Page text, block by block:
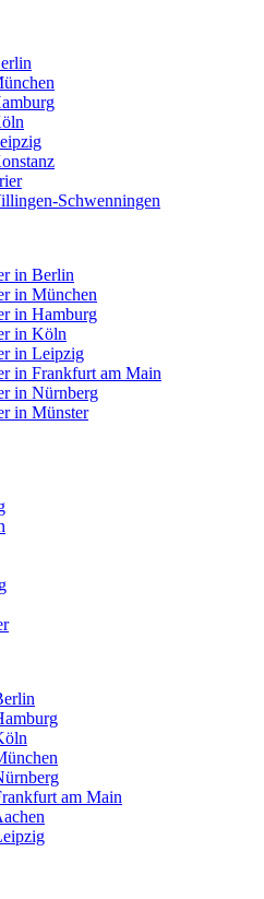
Schwenningen
in Berlin
in München
in Hamburg
in Köln
in Leipzig
in Frankfurt am Main
in Nürnberg
in Münster
am Main